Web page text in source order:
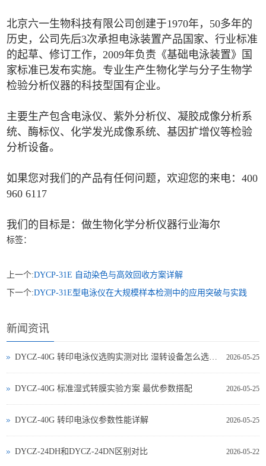
北京六一生物科技有限公司创建于1970年，50多年的
历史，公司先后3次承担电泳装置产品国家、行业标准
的起草、修订工作，2009年负责《基础电泳装置》国
家标准已发布实施。专业生产生物化学与分子生物学
检验分析仪器的科技型国有企业。
主要生产包含电泳仪、紫外分析仪、凝胶成像分析系
统、酶标仪、化学发光成像系统、基因扩增仪等检验
分析设备。
如果您对我们的产品有任何问题，欢迎您的来电：400
960 6117
我们的目标是：做生物化学分析仪器行业海尔
标签：
上一个:DYCP-31E 自动染色与高效回收方案详解
下一个:DYCP-31E型电泳仪在大规模样本检测中的应用突破与实践
新闻资讯
2026-05-25
DYCZ-40G 转印电泳仪选购实测对比 湿转设备怎么选不踩坑
2026-05-25
DYCZ-40G 标准湿式转膜实验方案 最优参数搭配
2026-05-25
DYCZ-40G 转印电泳仪参数性能详解
2026-05-22
DYCZ-24DH和DYCZ-24DN区别对比